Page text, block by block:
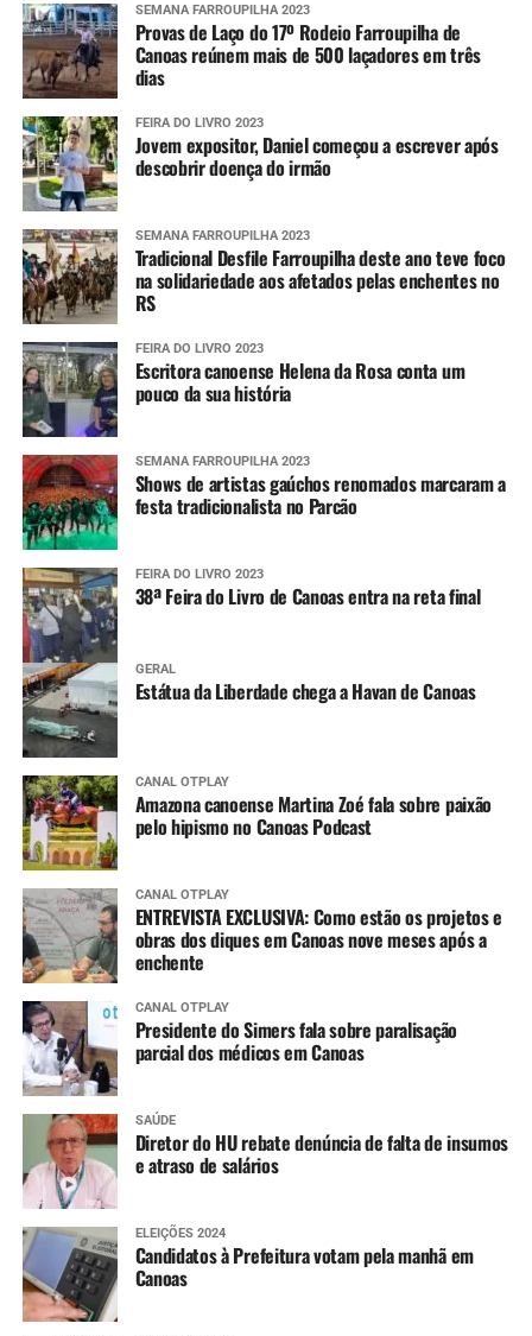
SEMANA FARROUPILHA 2023
Provas de Laço do 17º Rodeio Farroupilha de
Canoas reúnem mais de 500 laçadores em três
dias
FEIRA DO LIVRO 2023
Jovem expositor, Daniel começou a escrever após
descobrir doença do irmão
SEMANA FARROUPILHA 2023
Tradicional Desfile Farroupilha deste ano teve foco
na solidariedade aos afetados pelas enchentes no
RS
FEIRA DO LIVRO 2023
Escritora canoense Helena da Rosa conta um
pouco da sua história
SEMANA FARROUPILHA 2023
Shows de artistas gaúchos renomados marcaram a
festa tradicionalista no Parcão
FEIRA DO LIVRO 2023
38ª Feira do Livro de Canoas entra na reta final
GERAL
Estátua da Liberdade chega a Havan de Canoas
CANAL OTPLAY
Amazona canoense Martina Zoé fala sobre paixão
pelo hipismo no Canoas Podcast
CANAL OTPLAY
ENTREVISTA EXCLUSIVA: Como estão os projetos e
obras dos diques em Canoas nove meses após a
enchente
CANAL OTPLAY
Presidente do Simers fala sobre paralisação
parcial dos médicos em Canoas
SAÚDE
Diretor do HU rebate denúncia de falta de insumos
e atraso de salários
ELEIÇÕES 2024
Candidatos à Prefeitura votam pela manhã em
Canoas